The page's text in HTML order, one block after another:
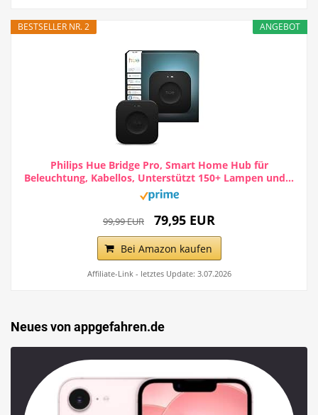
ANGEBOT
BESTSELLER NR. 2
Philips Hue Bridge Pro, Smart Home Hub für
Beleuchtung, Kabellos, Unterstützt 150+ Lampen und...
99,99 EUR 79,95 EUR
Bei Amazon kaufen
Affiliate-Link - letztes Update: 3.07.2026
Neues von appgefahren.de